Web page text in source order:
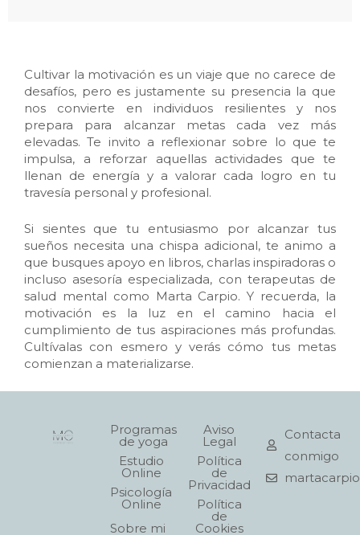
Cultivar la motivación es un viaje que no carece de
desafíos, pero es justamente su presencia la que
nos convierte en individuos resilientes y nos
prepara para alcanzar metas cada vez más
elevadas. Te invito a reflexionar sobre lo que te
impulsa, a reforzar aquellas actividades que te
llenan de energía y a valorar cada logro en tu
travesía personal y profesional.
Si sientes que tu entusiasmo por alcanzar tus
sueños necesita una chispa adicional, te animo a
que busques apoyo en libros, charlas inspiradoras o
incluso asesoría especializada, con terapeutas de
salud mental como Marta Carpio. Y recuerda, la
motivación es la luz en el camino hacia el
cumplimiento de tus aspiraciones más profundas.
Cultívalas con esmero y verás cómo tus metas
comienzan a materializarse.
Programas
de yoga
Estudio
Online
Psicología
Online
Sobre mi
Aviso
Legal
Política
de
Privacidad
Política
de
Cookies
Contacta
conmigo